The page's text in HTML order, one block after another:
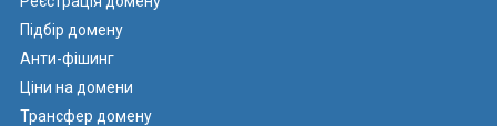
Підбір домену
Анти-фішинг
Ціни на домени
Трансфер домену